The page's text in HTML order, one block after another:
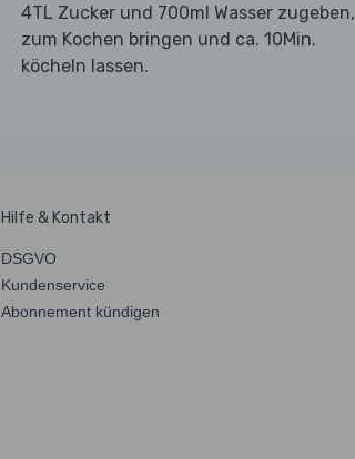
4TL Zucker und 700ml Wasser zugeben,
zum Kochen bringen und ca. 10Min.
köcheln lassen.
Hilfe & Kontakt
DSGVO
Kundenservice
Abonnement kündigen